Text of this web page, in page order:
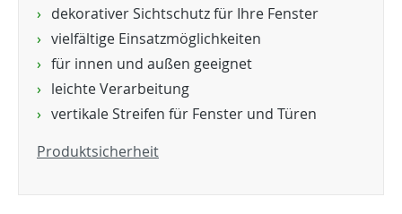
dekorativer Sichtschutz für Ihre Fenster
vielfältige Einsatzmöglichkeiten
für innen und außen geeignet
leichte Verarbeitung
vertikale Streifen für Fenster und Türen
Produktsicherheit